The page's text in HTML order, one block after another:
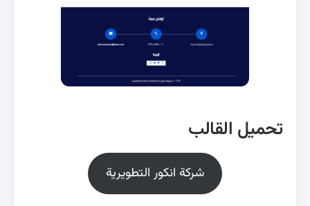
تحميل القالب
شركة انكور التطويرية